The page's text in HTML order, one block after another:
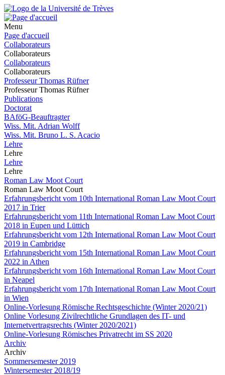
Menu
Page d'accueil
Collaborateurs
Collaborateurs
Collaborateurs
Collaborateurs
Professeur Thomas Rüfner
Professeur Thomas Rüfner
Publications
Doctorat
BAföG-Beauftragter
Wiss. Mit. Adrian Wolff
Wiss. Mit. Bruno L. S. Acacio
Lehre
Lehre
Lehre
Lehre
Roman Law Moot Court
Roman Law Moot Court
Erfahrungsbericht vom 10th International Roman Law Moot Court
2017 in Trier
Erfahrungsbericht vom 11th International Roman Law Moot Court
2018 in Eupen und Lüttich
Erfahrungsbericht vom 12th International Roman Law Moot Court
2019 in Cambridge
Erfahrungsbericht vom 15th International Roman Law Moot Court
2022 in Athen
Erfahrungsbericht vom 16th International Roman Law Moot Court
in Neapel
Erfahrungsbericht vom 17th International Roman Law Moot Court
in Wien
Online-Vorlesung Römische Rechtsgeschichte (Winter 2020/21)
Online Vorlesung Zivilrechtliche Grundlagen des IT- und
Internetvertragsrechts (Winter 2020/2021)
Online-Vorlesung Römisches Privatrecht im SS 2020
Archiv
Archiv
Sommersemester 2019
Wintersemester 2018/19